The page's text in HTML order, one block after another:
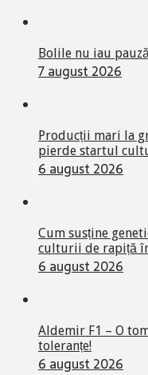
Bolile nu iau
7 august 2026
Producții mari la
pierde startul
6 august 2026
Cum susține
culturii de rapiță
6 august 2026
Aldemir F1 – O
toleranțe!
6 august 2026